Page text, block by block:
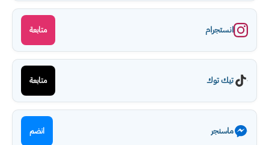
انستجرام متابعة
تيك توك متابعة
ماسنجر انضم